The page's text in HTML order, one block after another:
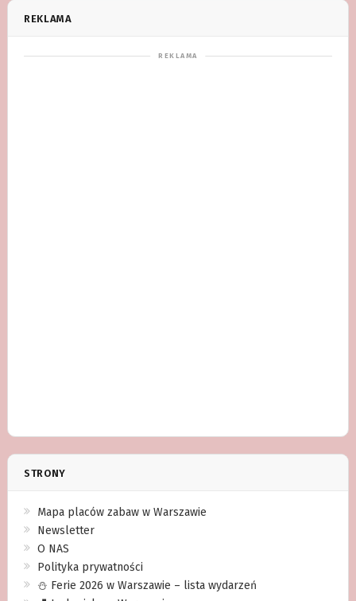
REKLAMA
STRONY
Mapa placów zabaw w Warszawie
Newsletter
O NAS
Polityka prywatności
⛄️ Ferie 2026 w Warszawie – lista wydarzeń